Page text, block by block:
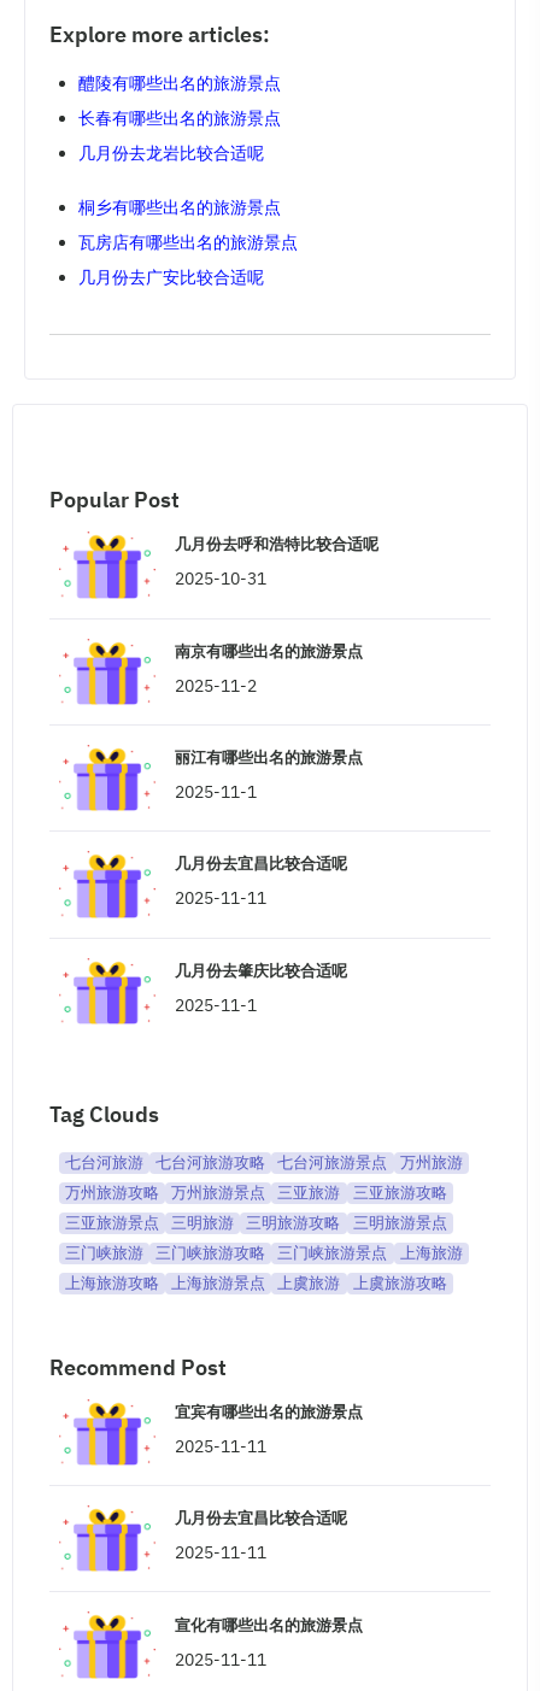
Explore more articles:
醴陵有哪些出名的旅游景点
长春有哪些出名的旅游景点
几月份去龙岩比较合适呢
桐乡有哪些出名的旅游景点
瓦房店有哪些出名的旅游景点
几月份去广安比较合适呢
Popular Post
几月份去呼和浩特比较合适呢
2025-10-31
南京有哪些出名的旅游景点
2025-11-2
丽江有哪些出名的旅游景点
2025-11-1
几月份去宜昌比较合适呢
2025-11-11
几月份去肇庆比较合适呢
2025-11-1
Tag Clouds
七台河旅游 七台河旅游攻略 七台河旅游景点
万州旅游
万州旅游攻略
万州旅游景点 三亚旅游
三亚旅游攻略
三亚旅游景点
三明旅游 三明旅游攻略
三明旅游景点
三门峡旅游
三门峡旅游攻略 三门峡旅游景点
上海旅游
上海旅游攻略
上海旅游景点 上虞旅游 上虞旅游攻略
Recommend Post
宜宾有哪些出名的旅游景点
2025-11-11
几月份去宜昌比较合适呢
2025-11-11
宣化有哪些出名的旅游景点
2025-11-11